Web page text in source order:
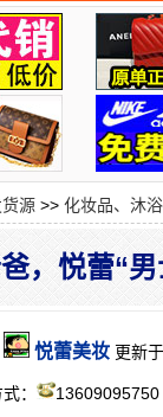
源 >> 化妆品、沐
，悦蕾“
悦蕾美妆 更新
： 13609095750